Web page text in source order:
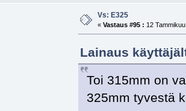
Vs: E325
« Vastaus #95 : 12
Lainaus
Toi 315mm on
325mm tyvestä